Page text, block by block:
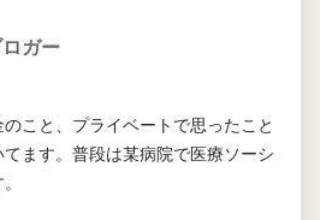
ガー
こと、プライベートで思ったこと
ます。普段は某病院で医療ソーシ